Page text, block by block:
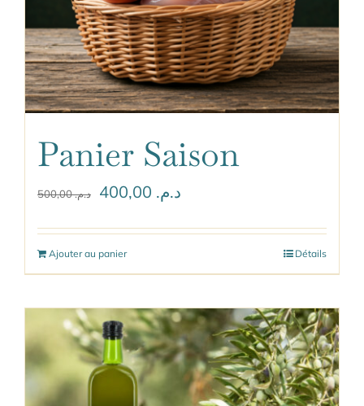
Panier Saison
د.م.500,00
Le
initial
était :
د.م.
actuel
Ajouter au panier Détails